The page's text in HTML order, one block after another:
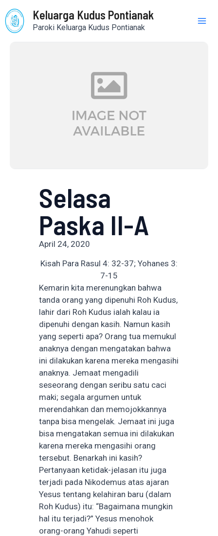
to
content
Keluarga Kudus Pontianak
Paroki Keluarga Kudus Pontianak
Selasa
Paska II-A
April 24, 2020
Kisah Para Rasul 4: 32-37; Yohanes 3:
7-15
Kemarin kita merenungkan bahwa
tanda orang yang dipenuhi Roh Kudus,
lahir dari Roh Kudus ialah kalau ia
dipenuhi dengan kasih. Namun kasih
yang seperti apa? Orang tua memukul
anaknya dengan mengatakan bahwa
ini dilakukan karena mereka mengasihi
anaknya. Jemaat mengadili
seseorang dengan seribu satu caci
maki; segala argumen untuk
merendahkan dan memojokkannya
tanpa bisa mengelak. Jemaat ini juga
bisa mengatakan semua ini dilakukan
karena mereka mengasihi orang
tersebut. Benarkah ini kasih?
Pertanyaan ketidak-jelasan itu juga
terjadi pada Nikodemus atas ajaran
Yesus tentang kelahiran baru (dalam
Roh Kudus) itu: “Bagaimana mungkin
hal itu terjadi?” Yesus menohok
orang-orang Yahudi seperti